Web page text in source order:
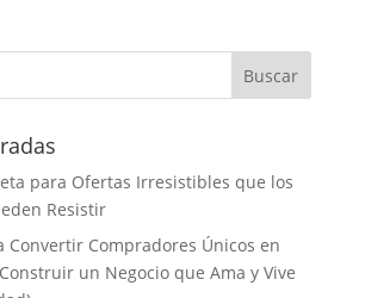
para Ofertas Irresistibles que los
Resistir
Convertir Compradores Únicos en
un Negocio que Ama y Vive